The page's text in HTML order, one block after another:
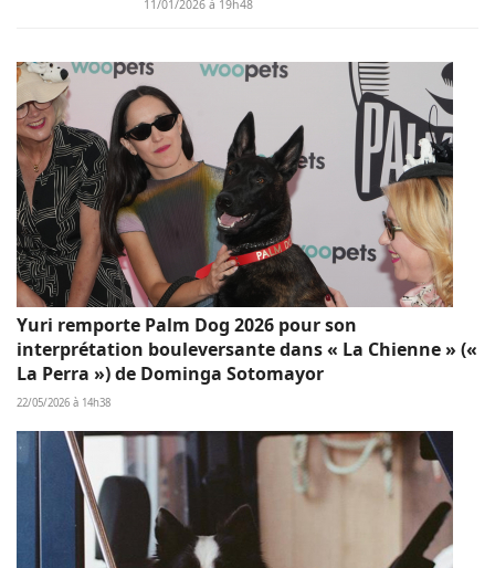
11/01/2026 à 19h48
Yuri remporte Palm Dog 2026 pour son
interprétation bouleversante dans « La Chienne » («
La Perra ») de Dominga Sotomayor
22/05/2026 à 14h38